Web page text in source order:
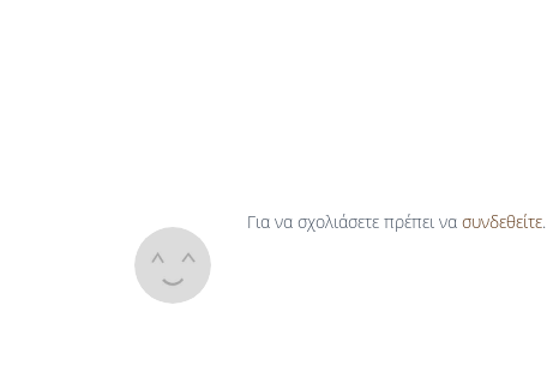
Για να σχολιάσετε πρέπει να συνδεθείτε.